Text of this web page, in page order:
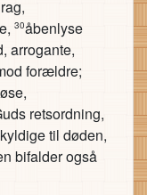
30åbenlyse
arrogante,
forældre;
retsordning,
til døden,
bifalder også